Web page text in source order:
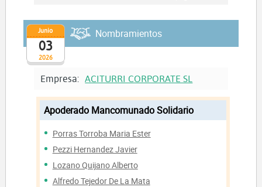
2026
Junio
03
Nombramientos
Empresa: ACITURRI CORPORATE SL
Apoderado Mancomunado Solidario
Porras Torroba Maria Ester
Pezzi Hernandez Javier
Lozano Quijano Alberto
Alfredo Tejedor De La Mata